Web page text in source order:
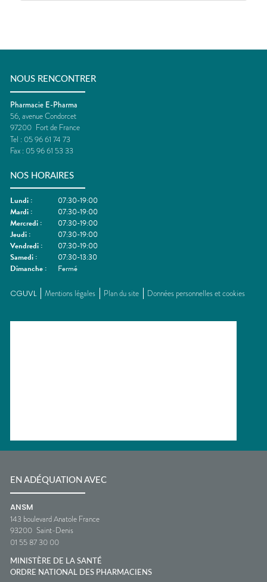
NOUS RENCONTRER
Pharmacie E-Pharma
56, avenue Condorcet
97200 Fort de France
Tel : 05 96 61 74 73
Fax : 05 96 61 53 33
NOS HORAIRES
Lundi :
07:30-19:00
Mardi :
07:30-19:00
Mercredi :
07:30-19:00
Jeudi :
07:30-19:00
Vendredi :
07:30-19:00
Samedi :
07:30-13:30
Dimanche : Fermé
CGUVL Mentions légales Plan du site Données personnelles et cookies
EN ADÉQUATION AVEC
ANSM
143 boulevard Anatole France
93200 Saint-Denis
01 55 87 30 00
MINISTÈRE DE LA SANTÉ
ORDRE NATIONAL DES PHARMACIENS